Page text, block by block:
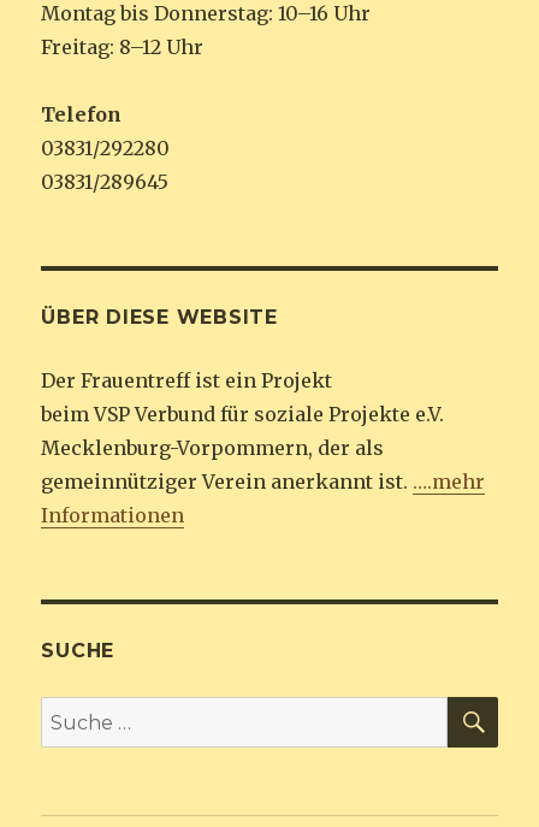
Montag bis Donnerstag: 10–16 Uhr
Freitag: 8–12 Uhr
Telefon
03831/292280
03831/289645
ÜBER DIESE WEBSITE
Der Frauentreff ist ein Projekt
beim VSP Verbund für soziale Projekte e.V.
Mecklenburg-Vorpommern, der als
gemeinnütziger Verein anerkannt ist. ….mehr
Informationen
SUCHE
Suche
nach: